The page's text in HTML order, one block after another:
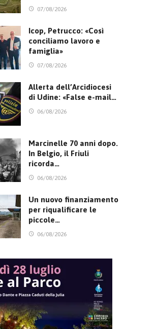
07/08/2026
Icop, Petrucco: «Così
conciliamo lavoro e
famiglia»
07/08/2026
Allerta dell’Arcidiocesi
di Udine: «False e-mail…
06/08/2026
Marcinelle 70 anni dopo.
In Belgio, il Friuli
ricorda…
06/08/2026
Un nuovo finanziamento
per riqualificare le
piccole…
06/08/2026